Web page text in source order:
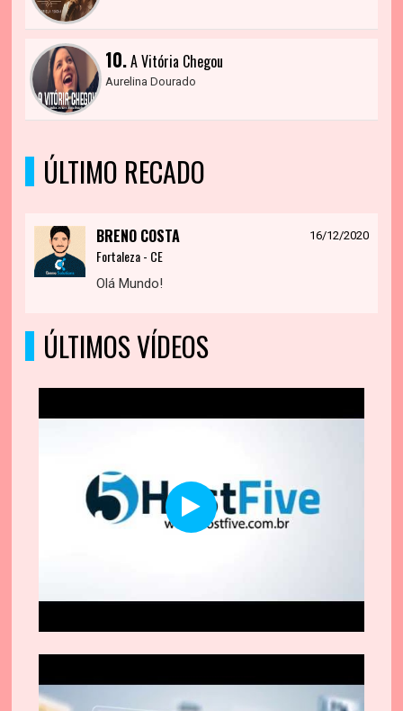
10.A Vitória Chegou
Aurelina Dourado
ÚLTIMO RECADO
BRENO COSTA 16/12/2020
Fortaleza - CE
Olá Mundo!
ÚLTIMOS VÍDEOS